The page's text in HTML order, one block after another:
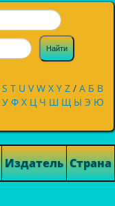
Найти
S T U V W X Y Z / А Б В
У Ф Х Ц Ч Ш Щ Ы Э Ю
Издатель Страна